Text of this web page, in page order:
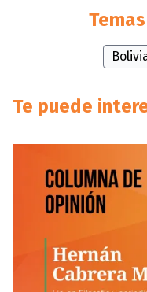
Te puede